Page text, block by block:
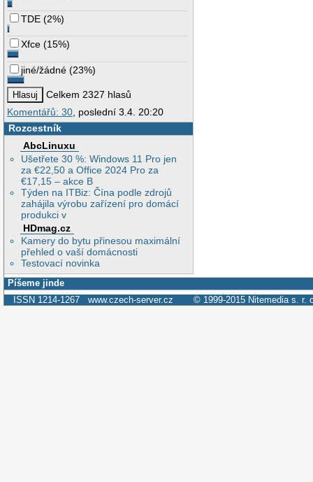
TDE (2%)
Xfce (15%)
jiné/žádné (23%)
Celkem 2327 hlasů
Komentářů: 30, poslední 3.4. 20:20
Rozcestník
AbcLinuxu
Ušetřete 30 %: Windows 11 Pro jen
za €22,50 a Office 2024 Pro za
€17,15 – akce B
Týden na ITBiz: Čína podle zdrojů
zahájila výrobu zařízení pro domácí
produkci v
HDmag.cz
Kamery do bytu přinesou maximální
přehled o vaší domácnosti
Testovací novinka
Píšeme jinde
ISSN 1214-1267 www.czech-server.cz © 1999-2015 Nitemedia s. r.